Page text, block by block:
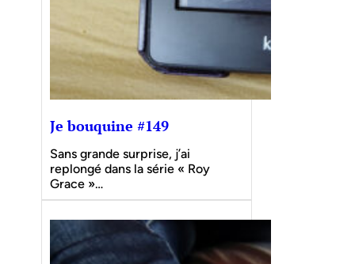
Je bouquine #149
Sans grande surprise, j’ai
replongé dans la série « Roy
Grace »…